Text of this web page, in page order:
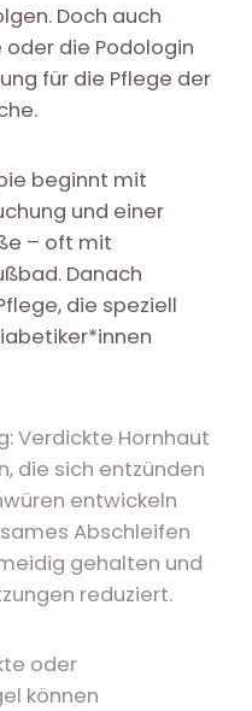
Doch auch
die Podologin
für die Pflege der
beginnt mit
und einer
– oft mit
Danach
die speziell
Verdickte Hornhaut
die sich entzünden
entwickeln
Abschleifen
gehalten und
reduziert.
oder
können